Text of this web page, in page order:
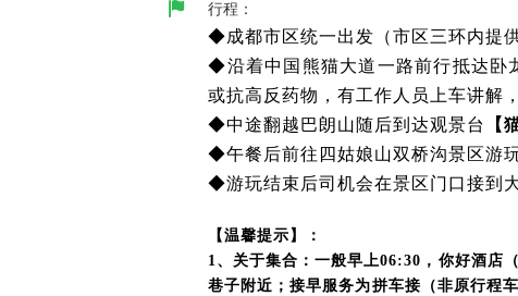
行程：
◆成都市区统一出发（市区三环内提
◆沿着中国熊猫大道一路前行抵达卧
或抗高反药物，有工作人员上车讲解
◆中途翻越巴朗山随后到达观景台 【
◆午餐后前往四姑娘山双桥沟景区游
◆游玩结束后司机会在景区门口接到
【温馨提示】：
1、关于集合：一般早上06:30，你好酒店
巷子附近；接早服务为拼车接（非原行程